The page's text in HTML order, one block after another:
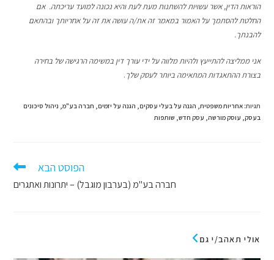
הוראות הדין, אשר עשויות להשתנות מעת לעת והיא נכונה למועד עריכתה. אם
החלטת להסתמך על האמור במאמר זה את/ה עושה את זה על אחריותך ובהתאם
להבנתך.
אני ממליצה להתייעץ ולהיות מלווה על ידי עורך דין במשימה הרגישהשל בחירה
בצורת ההתאגדות המתאימה ביותר לעסק שלך.
תגיות:אחריות משפטית הגנה על בעלי עסקים הגנה על יזמים חברה בע"מ ניהול סיכונים
בעסק עוסק מורשה עסק חדש שותפות
הפוסט הבא
חברה בע"מ (בערבון מוגבל) – יתרונות ואתגרים
אולי תאהב/י גם